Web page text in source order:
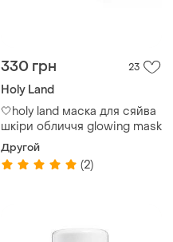
330 грн 23
Holy Land
🤍holy land маска для сяйва
шкіри обличчя glowing mask
Другой
(2)